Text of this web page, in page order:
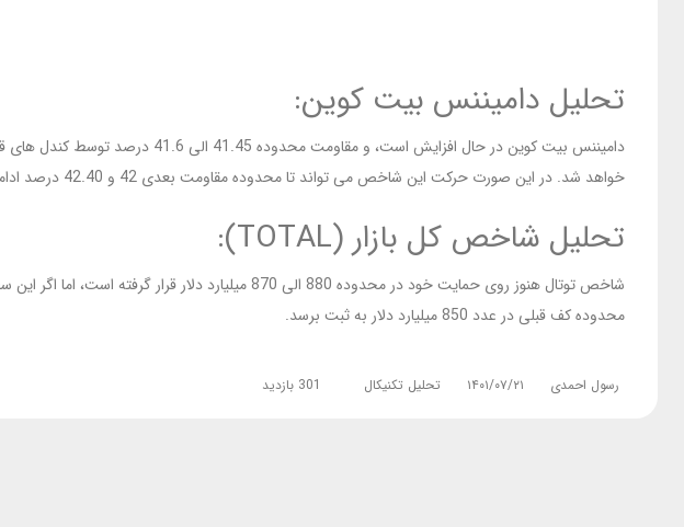
تحلیل دامیننس بیت کوین:
دامیننس بیت کوین در حال
خواهد شد. در این صورت حرکت این شاخص می تواند تا محدوده مقاومت بعدی 42 و 42.40 درصد ادامه داشته باشد.
تحلیل شاخص کل بازار (TOTAL):
شاخص توتال هنوز روی حمایت خود در محدوده 880 الی
محدوده کف قبلی در عدد 850 میلیارد دلار به ثبت برسد.
رسول احمدی ۱۴۰۱/۰۷/۲۱ تحلیل تکنیکال 301 بازدید